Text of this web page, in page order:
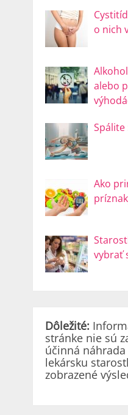
o nich
alebo
Spálite
Ako
vybrať
Dôležité:
stránke nie sú
účinná
lekársku
zobrazené